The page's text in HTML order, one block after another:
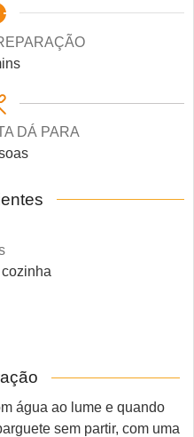
DÁ PARA
água ao lume e quando
sem partir, com uma